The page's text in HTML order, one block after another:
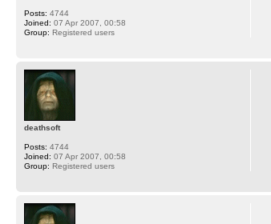
Posts: 4744
Joined: 07 Apr 2007, 00:58
Group: Registered users
deathsoft
Posts: 4744
Joined: 07 Apr 2007, 00:58
Group: Registered users